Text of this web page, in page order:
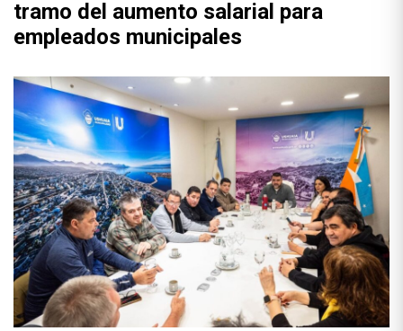
tramo del aumento salarial para
empleados municipales